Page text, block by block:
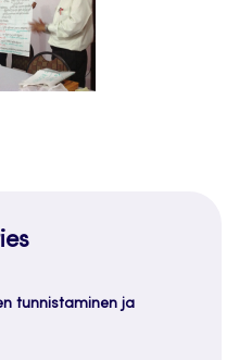
tunnistaminen ja